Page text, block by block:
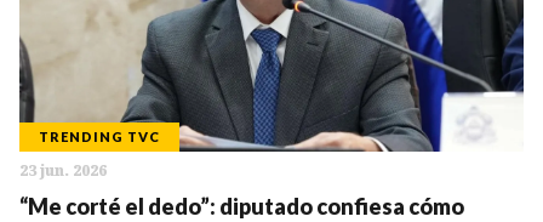
TRENDING TVC
23 jun. 2026
“Me corté el dedo”: diputado confiesa cómo